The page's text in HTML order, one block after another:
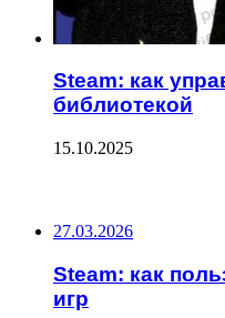
Steam: как
библиотекой
15.10.2025
27.03.2026
Steam: как
игр